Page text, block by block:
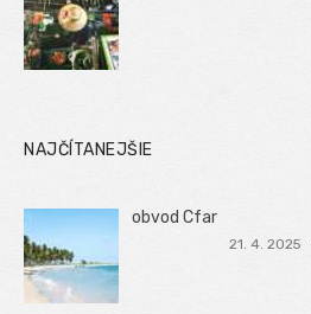
NAJČÍTANEJŠIE
obvod Cfar
21. 4. 2025